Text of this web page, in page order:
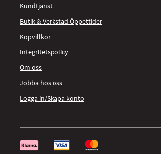
Kundtjänst
Butik & Verkstad Öppettider
Köpvillkor
Integritetspolicy
Om oss
Jobba hos oss
Logga in/Skapa konto